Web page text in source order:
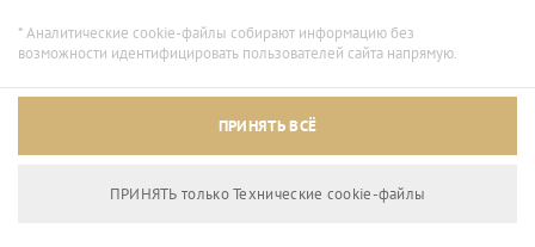
Архивный режим
* Аналитические cookie-файлы собирают информацию без
возможности идентифицировать пользователей сайта напрямую.
ПРИНЯТЬ ВСЁ
ПРИНЯТЬ только Технические сookie-файлы